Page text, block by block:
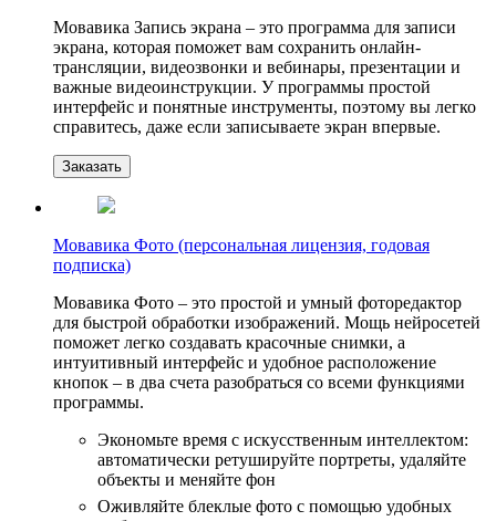
Мовавика Запись экрана – это программа для записи
экрана, которая поможет вам сохранить онлайн-
трансляции, видеозвонки и вебинары, презентации и
важные видеоинструкции. У программы простой
интерфейс и понятные инструменты, поэтому вы легко
справитесь, даже если записываете экран впервые.
Заказать
Мовавика Фото (персональная лицензия, годовая
подписка)
Мовавика Фото – это простой и умный фоторедактор
для быстрой обработки изображений. Мощь нейросетей
поможет легко создавать красочные снимки, а
интуитивный интерфейс и удобное расположение
кнопок – в два счета разобраться со всеми функциями
программы.
Экономьте время с искусственным интеллектом:
автоматически ретушируйте портреты, удаляйте
объекты и меняйте фон
Оживляйте блеклые фото с помощью удобных